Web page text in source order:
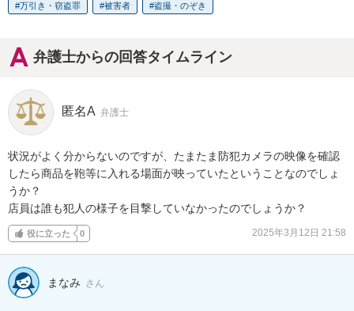
万引き・窃盗罪 被害者 盗撮・のぞき
弁護士からの回答タイムライン
匿名A 弁護士
状況がよく分からないのですが、たまたま防犯カメラの映像を確認
したら商品を鞄等に入れる場面が映っていたということなのでしょ
うか？
店員は誰も犯人の様子を目撃していなかったのでしょうか？
役に立った 0 2025年3月12日 21:58
まなみ さん